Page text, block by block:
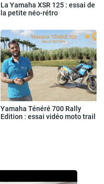
La Yamaha XSR 125 : essai de
la petite néo-rétro
Yamaha Ténéré 700 Rally
Edition : essai vidéo moto trail